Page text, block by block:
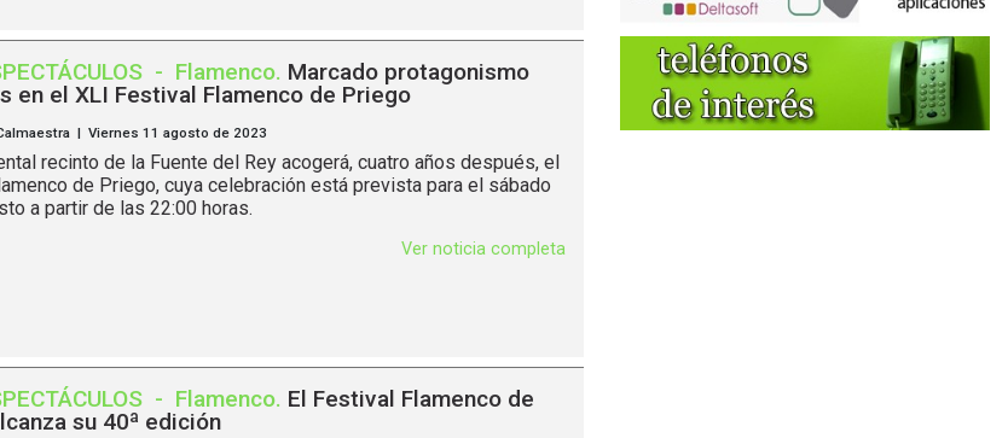
- Flamenco. Marcado protagonismo
en el XLI Festival Flamenco de Priego
| Viernes 11 agosto de 2023
recinto de la Fuente del Rey acogerá, cuatro años después, el
de Priego, cuya celebración está prevista para el sábado
a partir de las 22:00 horas.
Ver noticia completa
- Flamenco. El Festival Flamenco de
su 40ª edición